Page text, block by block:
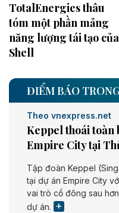
TotalEnergies thâu
tóm một phần mảng
năng lượng tái tạo của
Shell
ĐIỂM BÁO
Theo vnexpress.net
Keppel thoái toàn
Empire City tại
Tập đoàn Keppel
tại dự án Empire City
vai trò cổ đông sau
dự án.